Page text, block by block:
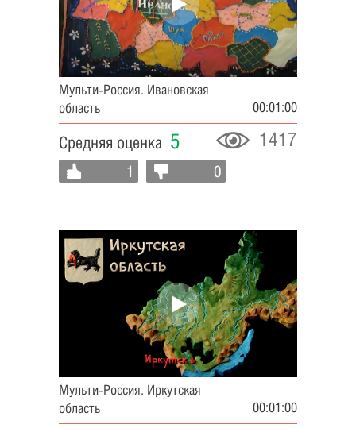
Мульти-Россия. Ивановская
область
00:01:00
Средняя оценка 5 1417
1 0
Мульти-Россия. Иркутская
область
00:01:00